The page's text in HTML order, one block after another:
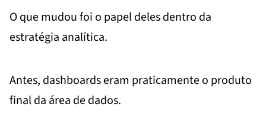
O que mudou foi o papel deles dentro da
estratégia analítica.
Antes, dashboards eram praticamente o produto
final da área de dados.